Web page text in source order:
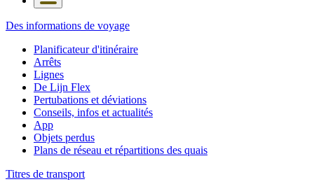
Des informations de voyage
Planificateur d'itinéraire
Arrêts
Lignes
De Lijn Flex
Pertubations et déviations
Conseils, infos et actualités
App
Objets perdus
Plans de réseau et répartitions des quais
Titres de transport